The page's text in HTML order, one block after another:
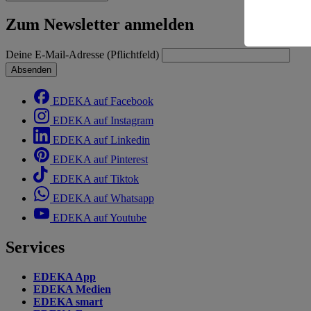
Zum Newsletter anmelden
Deine E-Mail-Adresse (Pflichtfeld)
Absenden
EDEKA auf Facebook
EDEKA auf Instagram
EDEKA auf Linkedin
EDEKA auf Pinterest
EDEKA auf Tiktok
EDEKA auf Whatsapp
EDEKA auf Youtube
Services
EDEKA App
EDEKA Medien
EDEKA smart